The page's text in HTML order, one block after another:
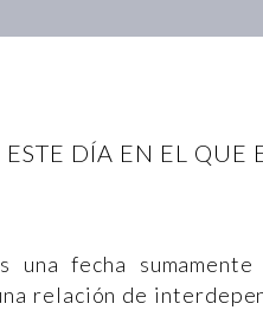
DÍA EN EL
fecha
relación de